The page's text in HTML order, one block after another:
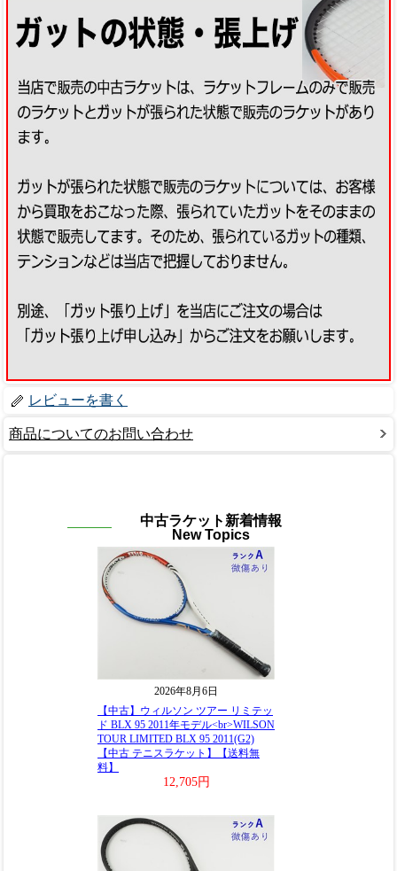
レビューを書く
商品についてのお問い合わせ
中古ラケット新着情報
New Topics